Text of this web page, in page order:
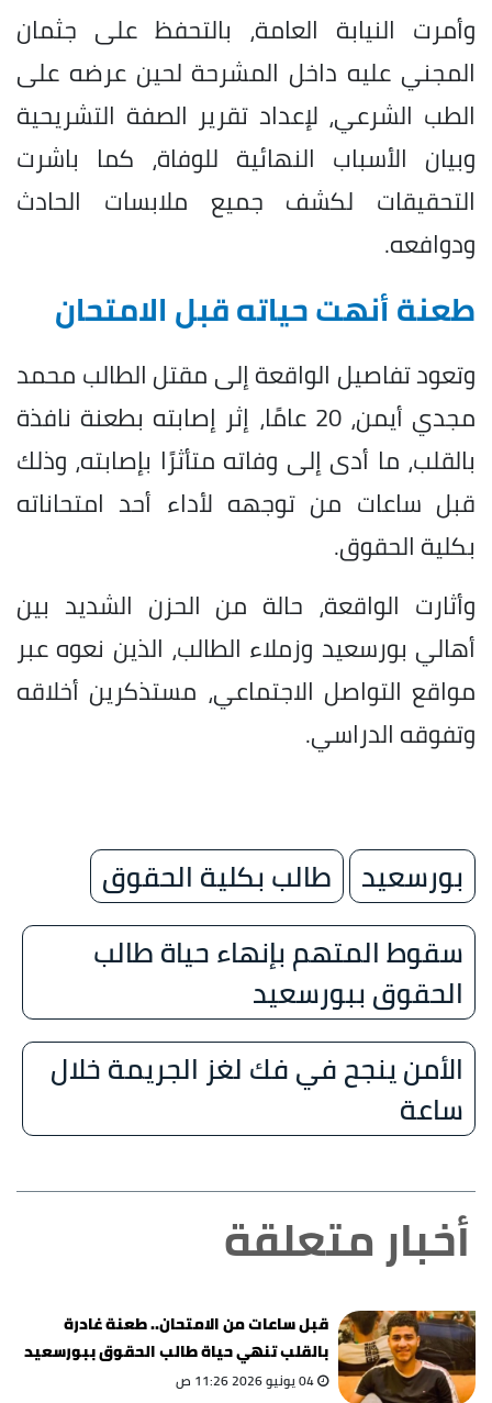
وأمرت النيابة العامة، بالتحفظ على جثمان
المجني عليه داخل المشرحة لحين عرضه على
الطب الشرعي، لإعداد تقرير الصفة التشريحية
وبيان الأسباب النهائية للوفاة، كما باشرت
التحقيقات لكشف جميع ملابسات الحادث
ودوافعه.
طعنة أنهت حياته قبل الامتحان
وتعود تفاصيل الواقعة إلى مقتل الطالب محمد
مجدي أيمن، 20 عامًا، إثر إصابته بطعنة نافذة
بالقلب، ما أدى إلى وفاته متأثرًا بإصابته، وذلك
قبل ساعات من توجهه لأداء أحد امتحاناته
بكلية الحقوق.
وأثارت الواقعة، حالة من الحزن الشديد بين
أهالي بورسعيد وزملاء الطالب، الذين نعوه عبر
مواقع التواصل الاجتماعي، مستذكرين أخلاقه
وتفوقه الدراسي.
بورسعيد
طالب بكلية الحقوق
سقوط المتهم بإنهاء حياة طالب
الحقوق ببورسعيد
الأمن ينجح في فك لغز الجريمة خلال
ساعة
أخبار متعلقة
قبل ساعات من الامتحان.. طعنة غادرة
بالقلب تنهي حياة طالب الحقوق ببورسعيد
04 يونيو 2026 11:26 ص